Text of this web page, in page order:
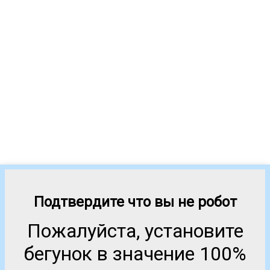
Подтвердите что вы не робот
Пожалуйста, установите
бегунок в значение 100%